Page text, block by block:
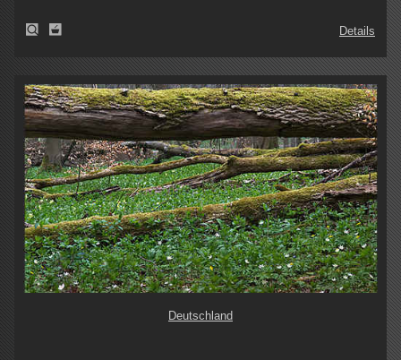
Details
Deutschland